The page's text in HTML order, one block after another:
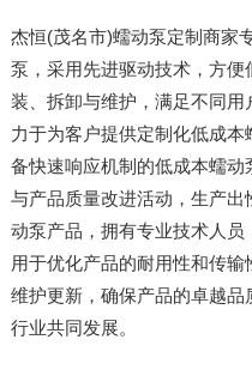
杰恒(茂名市)蠕动泵定制商家
泵，采用先进驱动技术，方便
装、拆卸与维护，满足不同用
力于为客户提供定制化低成
备快速响应机制的低成本蠕动
与产品质量改进活动，生产出
动泵产品，拥有专业技术人员
用于优化产品的耐用性和传输
维护更新，确保产品的卓越品
行业共同发展。